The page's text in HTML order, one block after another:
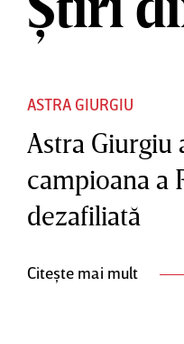
ASTRA GIURGIU
Astra Giurgiu
campioana a
dezafiliată
Citește mai mult